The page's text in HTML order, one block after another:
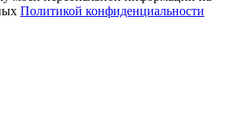
Политикой конфиденциальности